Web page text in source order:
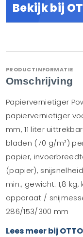
Bekijk bij
PRODUCTINFORMATIE
Omschrijving
Papiervernietiger
papiervernietiger
mm, 11 liter
bladen (70 g/m²)
papier,
(papier),
min., gewicht: 1,8
apparaat /
286/153/300 mm
Lees meer bij